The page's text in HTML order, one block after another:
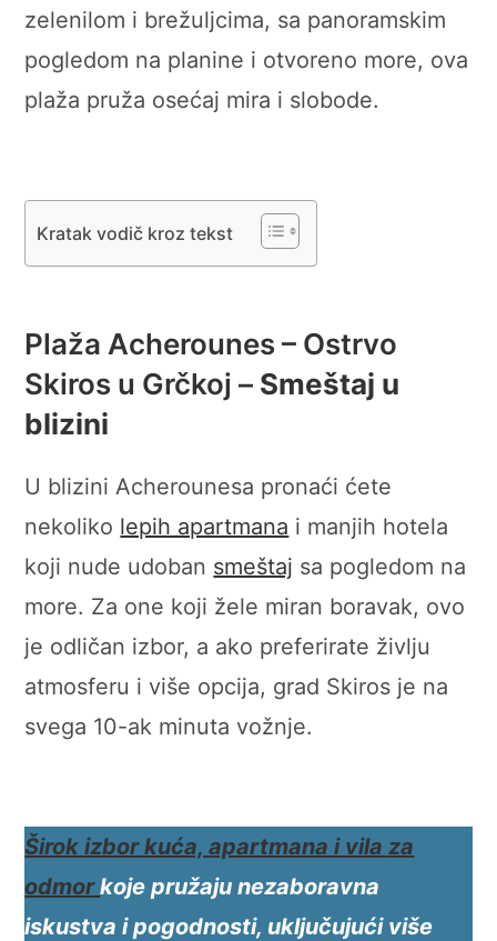
zelenilom i brežuljcima, sa panoramskim
pogledom na planine i otvoreno more, ova
plaža pruža osećaj mira i slobode.
Kratak vodič kroz tekst
Plaža Acherounes – Ostrvo
Skiros u Grčkoj – Smeštaj u
blizini
U blizini Acherounesa pronaći ćete
nekoliko lepih apartmana i manjih hotela
koji nude udoban smeštaj sa pogledom na
more. Za one koji žele miran boravak, ovo
je odličan izbor, a ako preferirate življu
atmosferu i više opcija, grad Skiros je na
svega 10-ak minuta vožnje.
Širok izbor kuća,apartmana i vilaza
odmorkoje pružaju nezaboravna
iskustva i pogodnosti, uključujući više